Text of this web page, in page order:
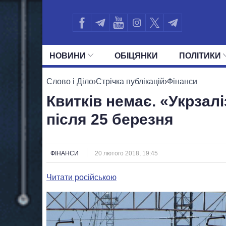
НОВИНИ ОБIЦЯНКИ ПОЛIТИКИ
УСІ ПОЛІТИКИ ПРЕЗИДЕНТ І ОФІС
Слово і Діло›Стрічка публікацій›Фінанси
Квитків немає.
після 25 березня
ФІНАНСИ 20 лютого 2018, 19:45
Читати російською